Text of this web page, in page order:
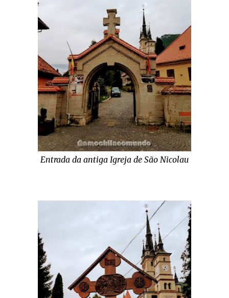
Entrada da antiga Igreja de São Nicolau